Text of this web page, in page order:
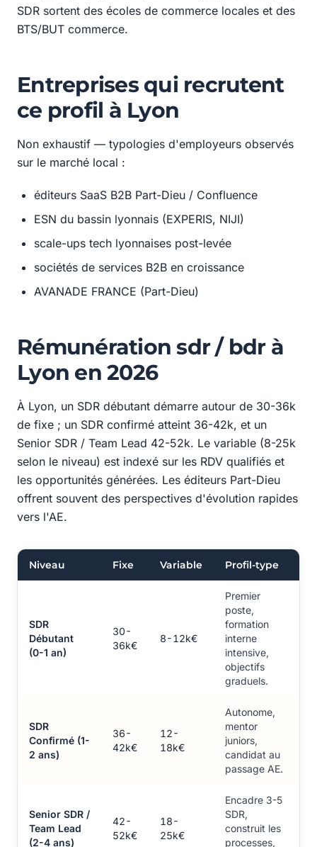
SDR sortent des écoles de commerce locales et des
BTS/BUT commerce.
Entreprises qui recrutent
ce profil à Lyon
Non exhaustif — typologies d'employeurs observés
sur le marché local :
éditeurs SaaS B2B Part-Dieu / Confluence
ESN du bassin lyonnais (EXPERIS, NIJI)
scale-ups tech lyonnaises post-levée
sociétés de services B2B en croissance
AVANADE FRANCE (Part-Dieu)
Rémunération sdr / bdr à
Lyon en 2026
À Lyon, un SDR débutant démarre autour de 30-36k
de fixe ; un SDR confirmé atteint 36-42k, et un
Senior SDR / Team Lead 42-52k. Le variable (8-25k
selon le niveau) est indexé sur les RDV qualifiés et
les opportunités générées. Les éditeurs Part-Dieu
offrent souvent des perspectives d'évolution rapides
vers l'AE.
Niveau Fixe Variable Profil-type
SDR
Débutant
(0-1 an)
30-
36k€
8-12k€
Premier
poste,
formation
interne
intensive,
objectifs
graduels.
SDR
Confirmé (1-
2 ans)
36-
42k€
12-
18k€
Autonome,
mentor
juniors,
candidat au
passage AE.
Senior SDR /
Team Lead
(2-4 ans)
42-
52k€
18-
25k€
Encadre 3-5
SDR,
construit les
processes,